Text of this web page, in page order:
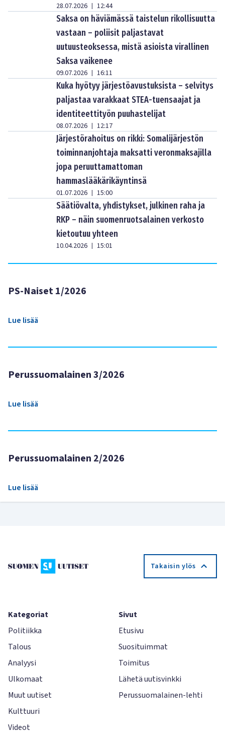
28.07.2026 | 12:44
Saksa on häviämässä taistelun rikollisuutta
vastaan – poliisit paljastavat
uutuusteoksessa, mistä asioista virallinen
Saksa vaikenee
09.07.2026 | 16:11
Kuka hyötyy järjestöavustuksista – selvitys
paljastaa varakkaat STEA-tuensaajat ja
identiteettityön puuhastelijat
08.07.2026 | 12:17
Järjestörahoitus on rikki: Somalijärjestön
toiminnanjohtaja maksatti veronmaksajilla
jopa peruuttamattoman
hammaslääkärikäyntinsä
01.07.2026 | 15:00
Säätiövalta, yhdistykset, julkinen raha ja
RKP – näin suomenruotsalainen verkosto
kietoutuu yhteen
10.04.2026 | 15:01
PS-Naiset 1/2026
Lue lisää
Perussuomalainen 3/2026
Lue lisää
Perussuomalainen 2/2026
Lue lisää
Takaisin ylös
Kategoriat
Politiikka
Talous
Analyysi
Ulkomaat
Muut uutiset
Kulttuuri
Videot
Sivut
Etusivu
Suosituimmat
Toimitus
Lähetä uutisvinkki
Perussuomalainen-lehti